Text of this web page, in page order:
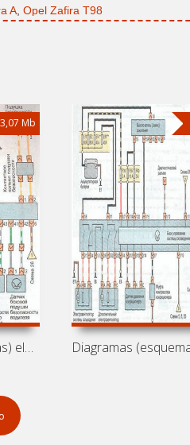
A Opel Zafira T98
3,07 Mb
Diagramas (esquemas) eléctricos de